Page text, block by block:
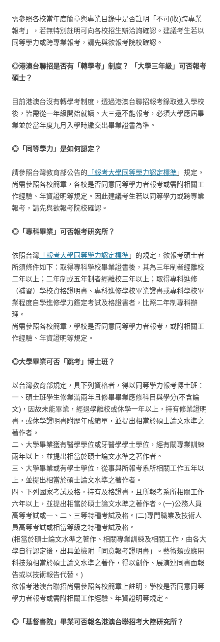
需參照各校當年度簡章與專業目錄中是否註明「不可(收)跨專業
報考」，若無特別註明可向各校招生辦洽詢確認。建議考生若以
同等學力或跨專業報考，請先與欲報考院校確認。
◎港澳台聯招是否有「轉學考」制度？
「大學三年級」可否報考
碩士？
目前港澳台沒有轉學考制度，透過港澳台聯招報考錄取進入學校
後，皆需從一年級開始就讀。大三還不能報考，必須大學應屆畢
業並於當年度九月入學時繳交出畢業證書為準。
◎「同等學力」是如何認定？
請參照台灣教育部公告的 「報考大學同等學力認定標準」規定。
尚需參照各校簡章，各校是否同意同等學力者報考或需附相關工
作經驗、年資證明等規定。因此建議考生若以同等學力或跨專業
報考，請先與欲報考院校確認。
◎「專科畢業」可否報考研究所？
依照台灣 「報考大學同等學力認定標準」的規定，欲報考碩士者
所須條件如下：取得專科學校畢業證書後，其為三年制者經離校
二年以上；二年制或五年制者經離校三年以上；取得專科進修
（補習）學校資格證明書、專科進修學校畢業證書或專科學校畢
業程度自學進修學力鑑定考試及格證書者，比照二年制專科辦
理。
尚需參照各校簡章，學校是否同意同等學力者報考，或附相關工
作經驗、年資證明等規定。
◎大學畢業可否「跳考」博士班？
以台灣教育部規定，具下列資格者，得以同等學力報考博士班：
一、碩士班學生修業滿兩年且修畢畢業應修科目與學分(不含論
文)，因故未能畢業，經退學離校或休學一年以上，持有修業證明
書，或休學證明書附歷年成績單，並提出相當於碩士論文水準之
著作者。
二、大學畢業獲有醫學學位或牙醫學學士學位，經有關專業訓練
兩年以上，並提出相當於碩士論文水準之著作者。
三、大學畢業或有學士學位，從事與所報考系所相關工作五年以
上，並提出相當於碩士論文水準之著作者。
四、下列國家考試及格，持有及格證書，且所報考系所相關工作
六年以上，並提出相當於碩士論文水準之著作者。(一)公務人員
高等考試或一、二、三等特種考試及格。(二)專門職業及技術人
員高等考試或相當等級之特種考試及格。
(相當於碩士論文水準之著作、相關專業訓練及相關工作，由各大
學自行認定後，出具並檢附「同意報考證明書」。藝術類或應用
科技類相當於碩士論文水準之著作，得以創作、展演連同書面報
告或以技術報告代替。)
欲報考港澳台聯招尚需參照各校簡章上註明，學校是否同意同等
學力者報考或需附相關工作經驗、年資證明等規定。
◎「基督書院」畢業可否報名港澳台聯招考大陸研究所？